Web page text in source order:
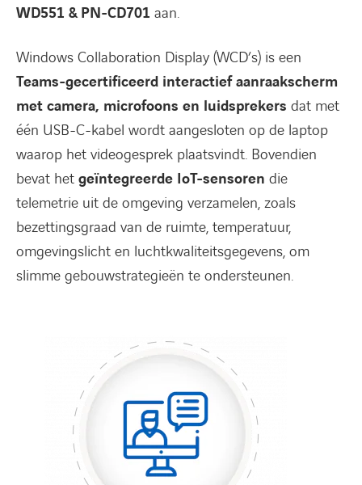
WD551 & PN-CD701 aan.
Windows Collaboration Display (WCD’s) is een
Teams-gecertificeerd interactief aanraakscherm
met camera, microfoons en luidsprekers dat met
één USB-C-kabel wordt aangesloten op de laptop
waarop het videogesprek plaatsvindt. Bovendien
bevat het geïntegreerde IoT-sensoren die
telemetrie uit de omgeving verzamelen, zoals
bezettingsgraad van de ruimte, temperatuur,
omgevingslicht en luchtkwaliteitsgegevens, om
slimme gebouwstrategieën te ondersteunen.